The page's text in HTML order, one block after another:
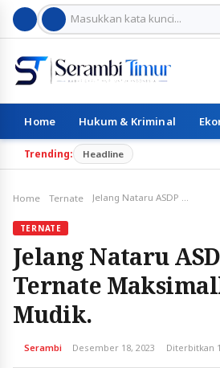
Home Hukum & Kriminal
Trending: Headline
Home Ternate Jelang Nataru ASDP Cabang Ternate Maksimalkan Arus Mudik.
TERNATE
Jelang Nataru
Ternate
Mudik.
Serambi Desember 18, 2023 Diterbitkan